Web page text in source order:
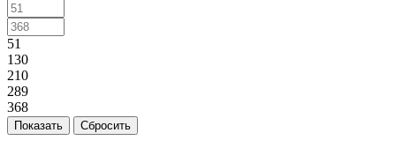
51
130
210
289
368
Сбросить